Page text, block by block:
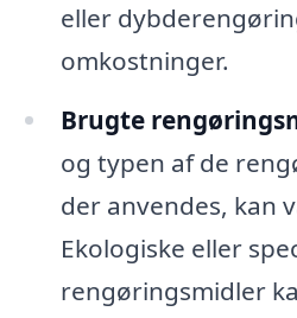
eller
omkostninger.
Brugte
og typen af de
der anvendes, kan
Ekologiske eller
rengøringsmidler